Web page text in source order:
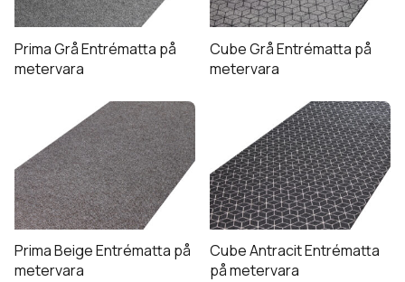
Prima Grå Entrématta på
metervara
Cube Grå Entrématta på
metervara
Prima Beige Entrématta på
metervara
Cube Antracit Entrématta
på metervara